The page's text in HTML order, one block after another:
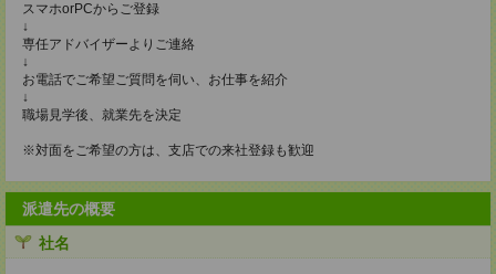
スマホorPCからご登録
↓
専任アドバイザーよりご連絡
↓
お電話でご希望ご質問を伺い、お仕事を紹介
↓
職場見学後、就業先を決定
※対面をご希望の方は、支店での来社登録も歓迎
派遣先の概要
社名